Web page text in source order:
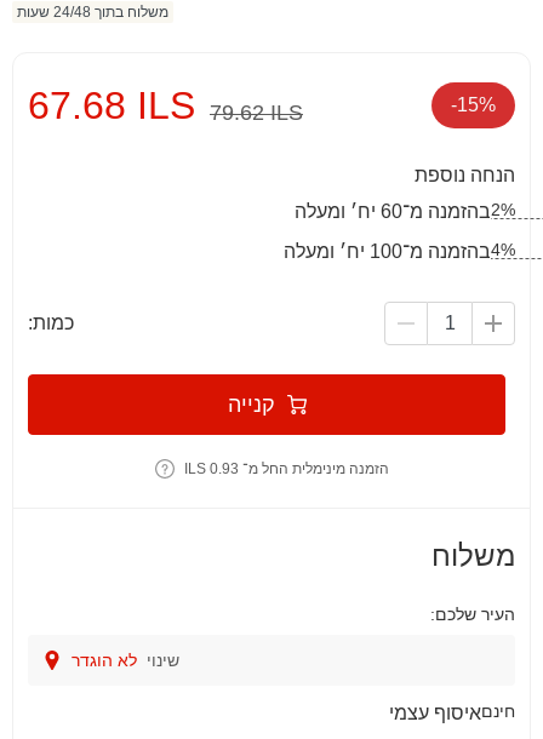
משלוח בתוך 24/48 שעות
67.68 ILS 79.62 ILS -15%
הנחה נוספת
בהזמנה מ־60 יח׳ ומעלה2%
בהזמנה מ־100 יח׳ ומעלה4%
כמות:
קנייה
הזמנה מינימלית החל מ־ 0.93 ILS
משלוח
העיר שלכם:
לא הוגדר שינוי
איסוף עצמיחינם